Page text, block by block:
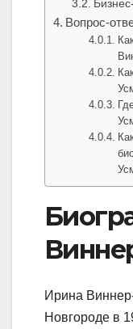
Вопрос-
Ирина
Новгороде в